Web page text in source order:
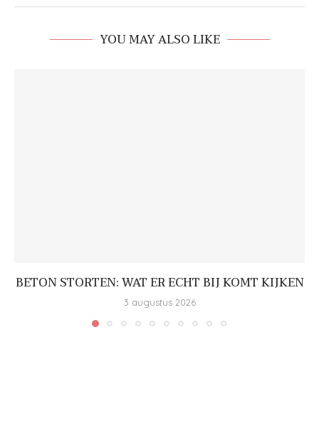
YOU MAY ALSO LIKE
BETON STORTEN: WAT ER ECHT BIJ KOMT KIJKEN
3 augustus 2026